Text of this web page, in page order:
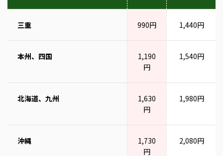
三重 990円 1,440円
本州、四国
1,190
円
1,540円
北海道、九州
1,630
円
1,980円
沖縄
1,730
円
2,080円